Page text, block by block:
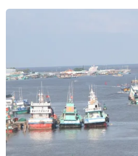
Hình ảnh máy bay do thám Mỹ
Trung Quốc vẫn tăng cường
(Nguồn:
Ngày 16/12, hãng tin
tại Mỹ dẫn lời giới chức
Hải quân Trung Quốc đã